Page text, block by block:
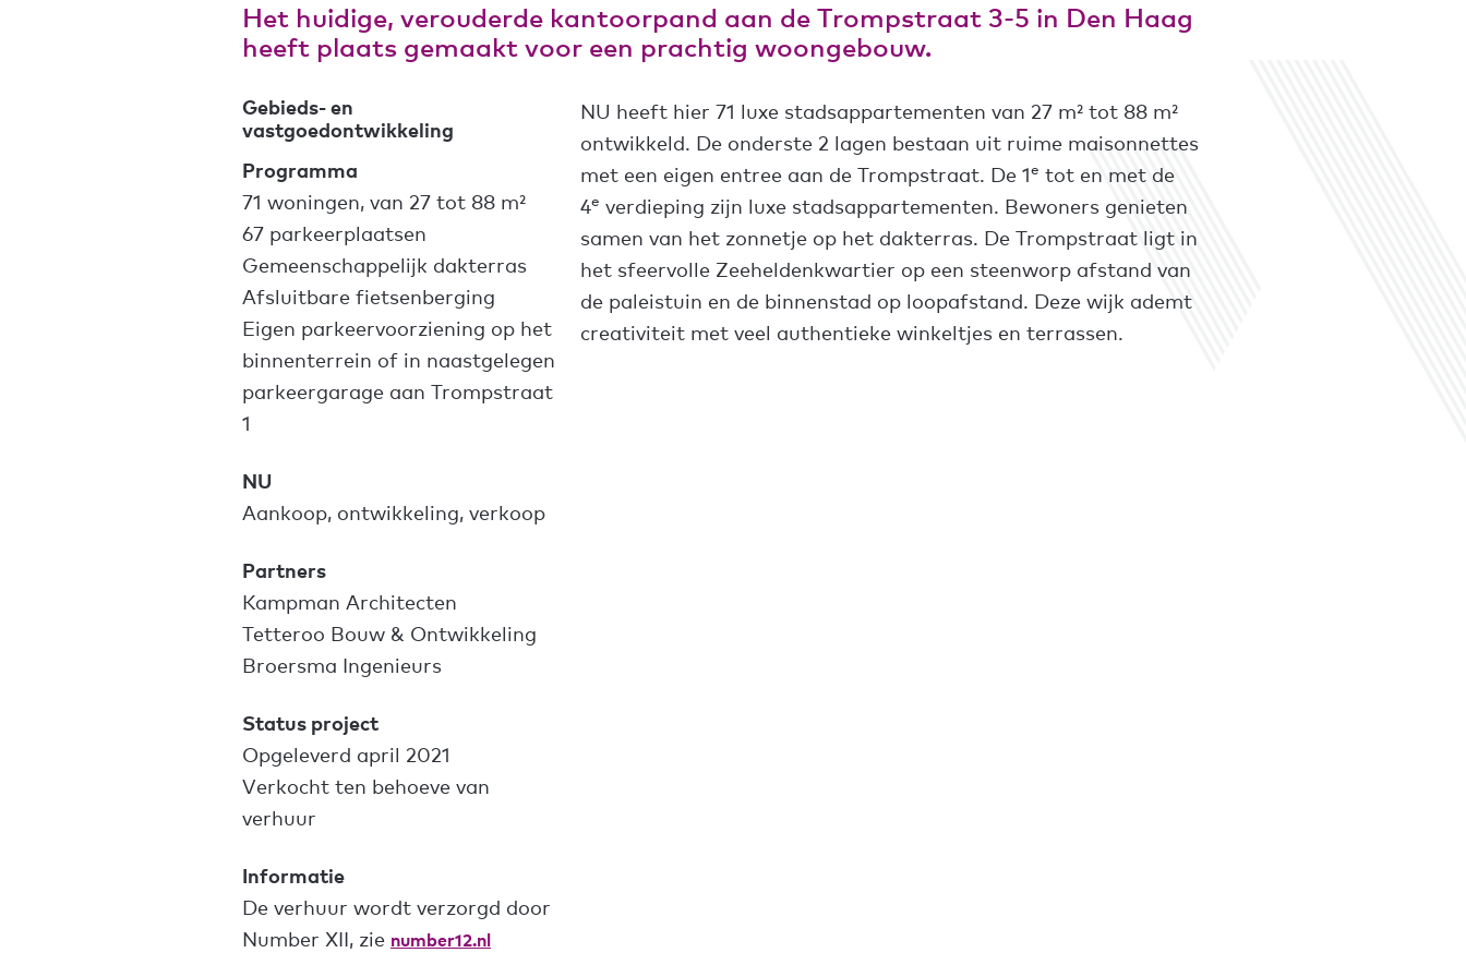
Het huidige, verouderde kantoorpand aan de Trompstraat 3-5 in Den Haag
heeft plaats gemaakt voor een prachtig woongebouw.
Gebieds- en
vastgoedontwikkeling
Programma
71 woningen, van 27 tot 88 m²
67 parkeerplaatsen
Gemeenschappelijk dakterras
Afsluitbare fietsenberging
Eigen parkeervoorziening op het
binnenterrein of in naastgelegen
parkeergarage aan Trompstraat
1
NU
Aankoop, ontwikkeling, verkoop
Partners
Kampman Architecten
Tetteroo Bouw & Ontwikkeling
Broersma Ingenieurs
Status project
Opgeleverd april 2021
Verkocht ten behoeve van
verhuur
Informatie
De verhuur wordt verzorgd door
Number XII, zie number12.nl
NU heeft hier 71 luxe stadsappartementen van 27 m² tot 88 m²
ontwikkeld. De onderste 2 lagen bestaan uit ruime maisonnettes
met een eigen entree aan de Trompstraat. De 1e tot en met de
4e verdieping zijn luxe stadsappartementen. Bewoners genieten
samen van het zonnetje op het dakterras. De Trompstraat ligt in
het sfeervolle Zeeheldenkwartier op een steenworp afstand van
de paleistuin en de binnenstad op loopafstand. Deze wijk ademt
creativiteit met veel authentieke winkeltjes en terrassen.